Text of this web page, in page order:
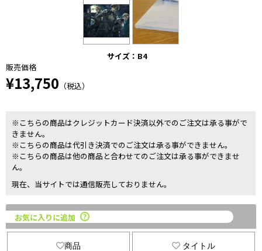
サイズ：B4
販売価格
¥13,750 （税込）
※こちらの商品はクレジットカード決済以外でのご注文は承る事がで
きません。
※こちらの商品は代引き決済でのご注文は承る事ができません。
※こちらの商品は他の商品と合わせてのご注文は承る事ができませ
ん。
現在、当サイトでは通信販売しておりません。
お気に入りに追加
商品 タイトル